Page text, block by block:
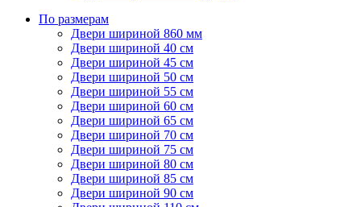
По размерам
Двери шириной 860 мм
Двери шириной 40 см
Двери шириной 45 см
Двери шириной 50 см
Двери шириной 55 см
Двери шириной 60 см
Двери шириной 65 см
Двери шириной 70 см
Двери шириной 75 см
Двери шириной 80 см
Двери шириной 85 см
Двери шириной 90 см